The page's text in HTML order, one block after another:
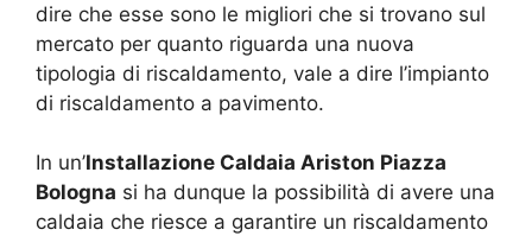
dire che esse sono le migliori che si trovano sul
mercato per quanto riguarda una nuova
tipologia di riscaldamento, vale a dire l’impianto
di riscaldamento a pavimento.
In un’Installazione Caldaia Ariston Piazza
Bologna si ha dunque la possibilità di avere una
caldaia che riesce a garantire un riscaldamento